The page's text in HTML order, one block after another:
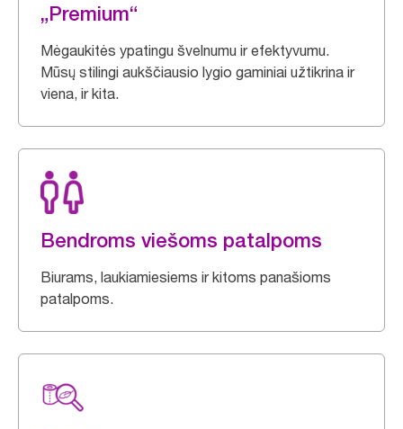
„Premium“
Mėgaukitės ypatingu švelnumu ir efektyvumu.
Mūsų stilingi aukščiausio lygio gaminiai užtikrina ir
viena, ir kita.
Bendroms viešoms patalpoms
Biurams, laukiamiesiems ir kitoms panašioms
patalpoms.